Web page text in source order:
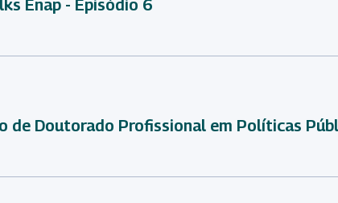
Enap - Episódio 6
de Doutorado Profissional em Políticas